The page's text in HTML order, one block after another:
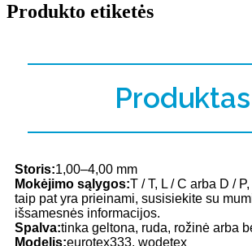
Produkto etiketės
Produktas
Storis:1,00–4,00 mm
Mokėjimo sąlygos:T / T, L / C arba D /
taip pat yra prieinami, susisiekite su
išsamesnės informacijos.
Spalva:tinka geltona, ruda, rožinė arba
Modelis:eurotex333, wodetex